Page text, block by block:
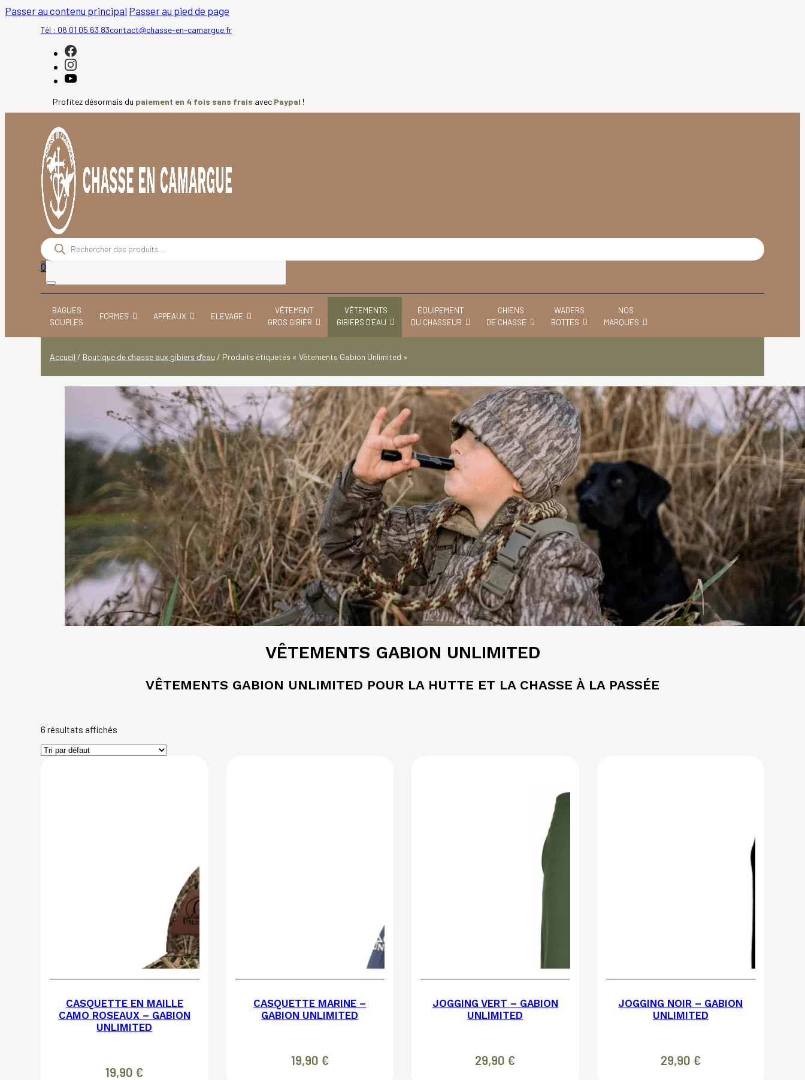
Passer au contenu principal Passer au pied de page
Tél : 06 01 05 63 83contact@chasse-en-camargue.fr
Profitez désormais du paiement en 4 fois sans frais avec Paypal !
Recherche
de
produits
0
BAGUES
SOUPLES
FORMES APPEAUX ELEVAGE
VÊTEMENT
GROS GIBIER
VÊTEMENTS
GIBIERS D'EAU
ÉQUIPEMENT
DU CHASSEUR
CHIENS
DE CHASSE
WADERS
BOTTES
NOS
MARQUES
Accueil / Boutique de chasse aux gibiers d’eau / Produits étiquetés « Vêtements Gabion Unlimited »
VÊTEMENTS GABION UNLIMITED
VÊTEMENTS GABION UNLIMITED POUR LA HUTTE ET LA CHASSE À LA PASSÉE
6 résultats affichés
CASQUETTE EN MAILLE
CAMO ROSEAUX – GABION
UNLIMITED
19,90 €
CASQUETTE MARINE –
GABION UNLIMITED
19,90 €
JOGGING VERT – GABION
UNLIMITED
29,90 €
JOGGING NOIR – GABION
UNLIMITED
29,90 €